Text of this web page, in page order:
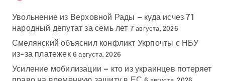
Увольнение из Верховной Рады — куда исчез 71
народный депутат за семь лет 7 августа, 2026
Смелянский объяснил конфликт Укрпочты с НБУ
из-за платежек 6 августа, 2026
Усиление мобилизации — кто из украинцев потеряет